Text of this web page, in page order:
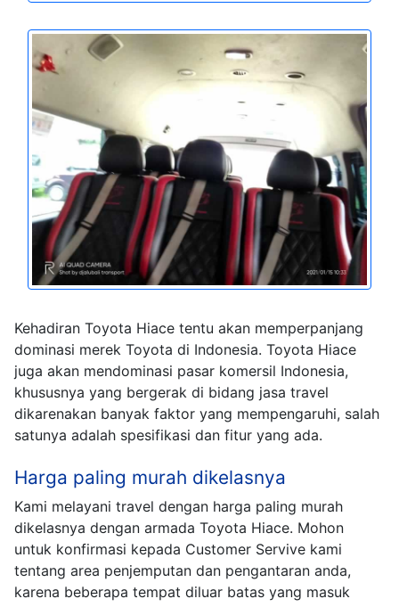
Kehadiran Toyota Hiace tentu akan memperpanjang
dominasi merek Toyota di Indonesia. Toyota Hiace
juga akan mendominasi pasar komersil Indonesia,
khususnya yang bergerak di bidang jasa travel
dikarenakan banyak faktor yang mempengaruhi, salah
satunya adalah spesifikasi dan fitur yang ada.
Harga paling murah dikelasnya
Kami melayani travel dengan harga paling murah
dikelasnya dengan armada Toyota Hiace. Mohon
untuk konfirmasi kepada Customer Servive kami
tentang area penjemputan dan pengantaran anda,
karena beberapa tempat diluar batas yang masuk